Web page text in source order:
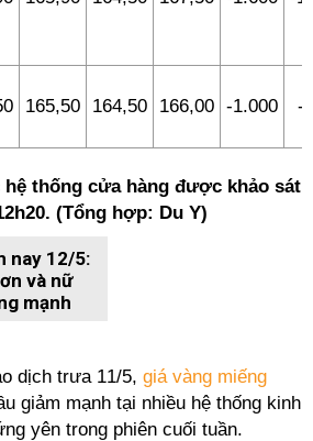
165,50 164,50 166,00 -1.000 -
hệ thống cửa hàng được khảo sát
(Tổng hợp: Du Y)
nay 12/5:
và nữ
mạnh
dịch trưa 11/5, giá vàng miếng
giảm mạnh tại nhiều hệ thống kinh
yên trong phiên cuối tuần.